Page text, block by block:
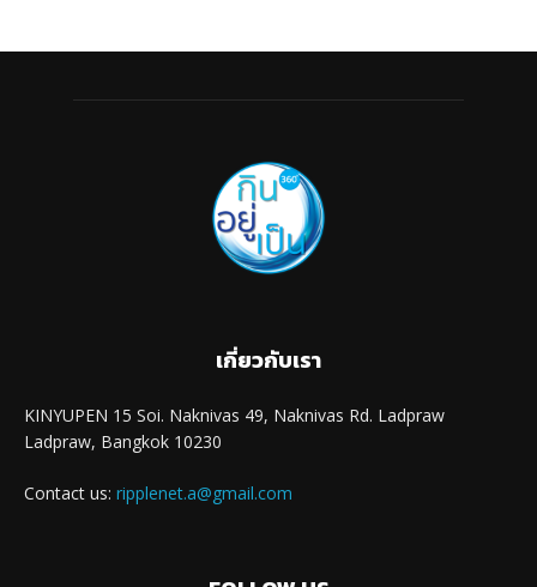
เกี่ยวกับเรา
KINYUPEN 15 Soi. Naknivas 49, Naknivas Rd. Ladpraw
Ladpraw, Bangkok 10230
Contact us: ripplenet.a@gmail.com